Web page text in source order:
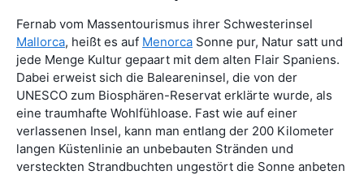
Fernab vom Massentourismus ihrer Schwesterinsel
Mallorca, heißt es auf Menorca Sonne pur, Natur satt und
jede Menge Kultur gepaart mit dem alten Flair Spaniens.
Dabei erweist sich die Baleareninsel, die von der
UNESCO zum Biosphären-Reservat erklärte wurde, als
eine traumhafte Wohlfühloase. Fast wie auf einer
verlassenen Insel, kann man entlang der 200 Kilometer
langen Küstenlinie an unbebauten Stränden und
versteckten Strandbuchten ungestört die Sonne anbeten